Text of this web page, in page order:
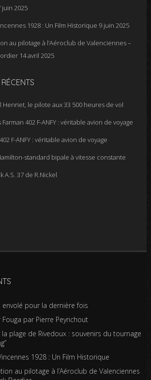
juin 2025
1928 : Un Film Historique 9 juin 2025
au pilotage à l’Aéroclub de Valenciennes –
14 avril 2025
Henriet, le pilote aux 33 500 heures de vol
Farman 402 F-ANFY : véritable avion de voyage
F-ANFY : véritable avion de voyage
standard bipale à vitesse constante
A.S. 37 de R.Nickel
envolé pour la dernière fois
Fouga par Pierre Peyrichout
plage de Rivedoux : souvenirs du tournage
1928 : Un Film Historique
au pilotage à l’Aéroclub de Valenciennes